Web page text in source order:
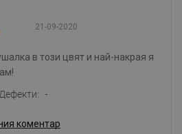
21-09-2020
в този цвят и най-накрая я
-
коментар